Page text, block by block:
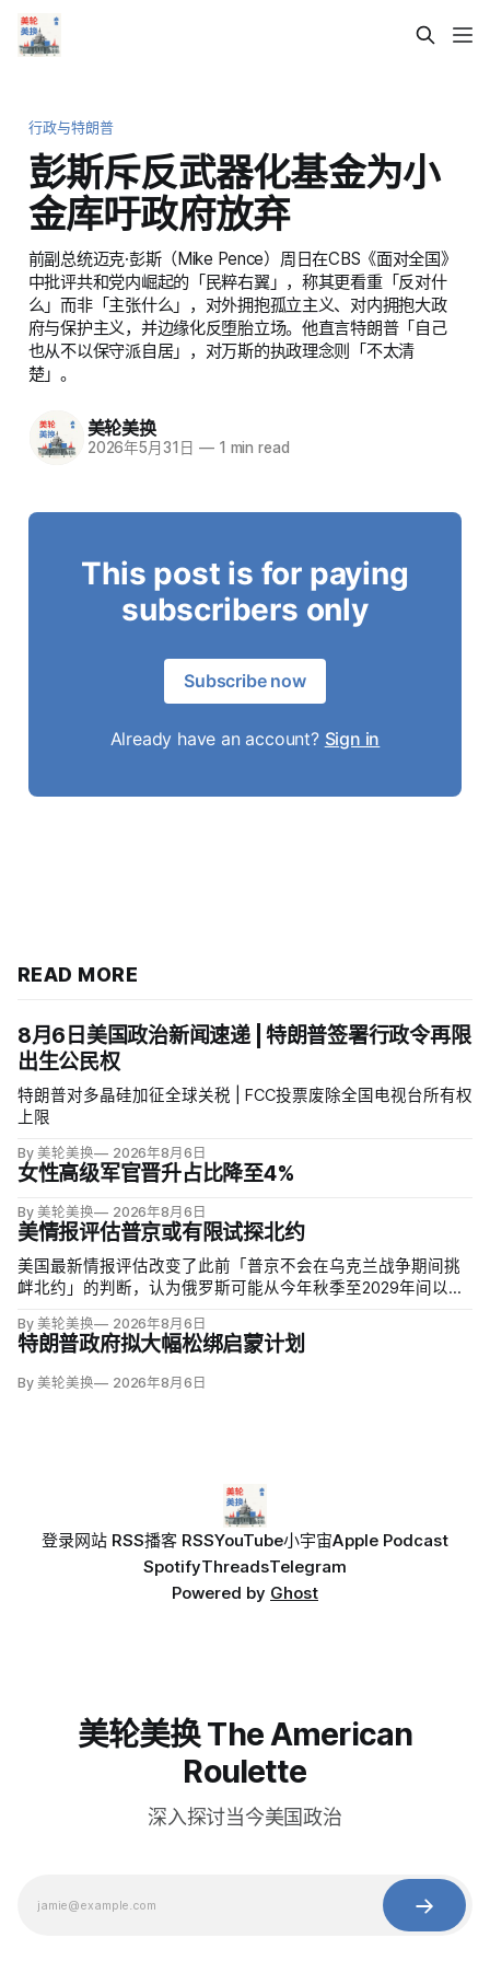
行政与特朗普
彭斯斥反武器化基金为小
金库吁政府放弃
前副总统迈克·彭斯（Mike Pence）周日在CBS《面对全国》
中批评共和党内崛起的「民粹右翼」，称其更看重「反对什
么」而非「主张什么」，对外拥抱孤立主义、对内拥抱大政
府与保护主义，并边缘化反堕胎立场。他直言特朗普「自己
也从不以保守派自居」，对万斯的执政理念则「不太清
楚」。
美轮美换
2026年5月31日 —1 min read
This post is for paying
subscribers only
Subscribe now
Already have an account? Sign in
READ MORE
8月6日美国政治新闻速递 | 特朗普签署行政令再限
出生公民权
特朗普对多晶硅加征全球关税 | FCC投票废除全国电视台所有权
上限
By 美轮美换 2026年8月6日
女性高级军官晋升占比降至4%
By 美轮美换 2026年8月6日
美情报评估普京或有限试探北约
美国最新情报评估改变了此前「普京不会在乌克兰战争期间挑
衅北约」的判断，认为俄罗斯可能从今年秋季至2029年间以网
限陆地入侵仍属低概率，但风险随时间上升；俄军导弹落入波
兰、无人机进入罗马尼亚已被视为前兆。
By 美轮美换 2026年8月6日
特朗普政府拟大幅松绑启蒙计划
By 美轮美换 2026年8月6日
登录网站 RSS播客 RSSYouTube小宇宙Apple Podcast
SpotifyThreadsTelegram
Powered by Ghost
美轮美换 The American
Roulette
深入探讨当今美国政治